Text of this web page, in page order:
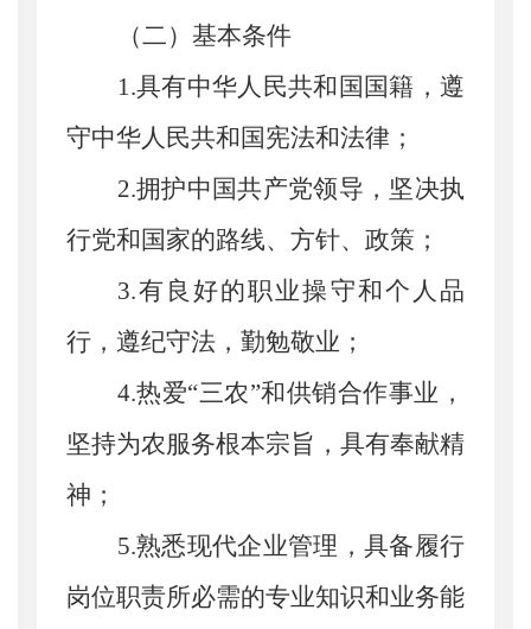
（二） 基本条件
1.具有中华人民共和国国籍，遵
守中华人民共和国宪法和法律；
2.拥护中国共产党领导 ，坚决执
行党和国家的路线、方针、政策；
3.有良好的职业操守和个人品
行，遵纪守法，勤勉敬业；
4.热爱“三农”和供销合作事业，
坚持为农服务根本宗旨，具有奉献精
神；
5.熟悉现代企业管理，具备履行
岗位职责所必需的专业知识和业务能